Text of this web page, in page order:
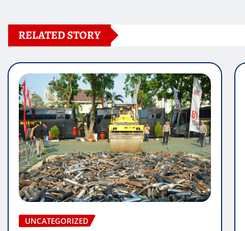
RELATED STORY
UNCATEGORIZED